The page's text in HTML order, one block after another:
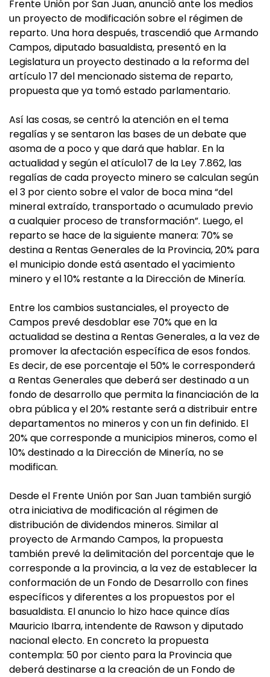
Frente Unión por San Juan, anunció ante los medios
un proyecto de modificación sobre el régimen de
reparto. Una hora después, trascendió que Armando
Campos, diputado basualdista, presentó en la
Legislatura un proyecto destinado a la reforma del
artículo 17 del mencionado sistema de reparto,
propuesta que ya tomó estado parlamentario.
Así las cosas, se centró la atención en el tema
regalías y se sentaron las bases de un debate que
asoma de a poco y que dará que hablar. En la
actualidad y según el atículo17 de la Ley 7.862, las
regalías de cada proyecto minero se calculan según
el 3 por ciento sobre el valor de boca mina “del
mineral extraído, transportado o acumulado previo
a cualquier proceso de transformación”. Luego, el
reparto se hace de la siguiente manera: 70% se
destina a Rentas Generales de la Provincia, 20% para
el municipio donde está asentado el yacimiento
minero y el 10% restante a la Dirección de Minería.
Entre los cambios sustanciales, el proyecto de
Campos prevé desdoblar ese 70% que en la
actualidad se destina a Rentas Generales, a la vez de
promover la afectación específica de esos fondos.
Es decir, de ese porcentaje el 50% le corresponderá
a Rentas Generales que deberá ser destinado a un
fondo de desarrollo que permita la financiación de la
obra pública y el 20% restante será a distribuir entre
departamentos no mineros y con un fin definido. El
20% que corresponde a municipios mineros, como el
10% destinado a la Dirección de Minería, no se
modifican.
Desde el Frente Unión por San Juan también surgió
otra iniciativa de modificación al régimen de
distribución de dividendos mineros. Similar al
proyecto de Armando Campos, la propuesta
también prevé la delimitación del porcentaje que le
corresponde a la provincia, a la vez de establecer la
conformación de un Fondo de Desarrollo con fines
específicos y diferentes a los propuestos por el
basualdista. El anuncio lo hizo hace quince días
Mauricio Ibarra, intendente de Rawson y diputado
nacional electo. En concreto la propuesta
contempla: 50 por ciento para la Provincia que
deberá destinarse a la creación de un Fondo de